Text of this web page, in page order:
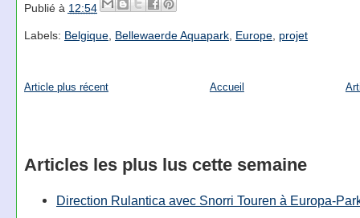
Publié à 12:54
Labels: Belgique, Bellewaerde Aquapark, Europe, projet
Article plus récent Accueil
Articles les plus lus cette semaine
Direction Rulantica avec Snorri Touren à Europa-